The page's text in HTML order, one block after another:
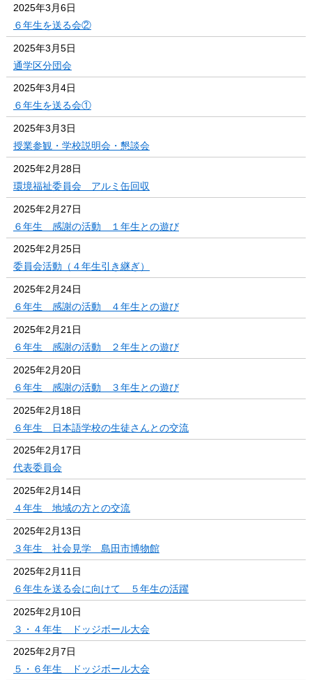
2025年3月6日
６年生を送る会②
2025年3月5日
通学区分団会
2025年3月4日
６年生を送る会①
2025年3月3日
授業参観・学校説明会・懇談会
2025年2月28日
環境福祉委員会 アルミ缶回収
2025年2月27日
６年生 感謝の活動 １年生との遊び
2025年2月25日
委員会活動（４年生引き継ぎ）
2025年2月24日
６年生 感謝の活動 ４年生との遊び
2025年2月21日
６年生 感謝の活動 ２年生との遊び
2025年2月20日
６年生 感謝の活動 ３年生との遊び
2025年2月18日
６年生 日本語学校の生徒さんとの交流
2025年2月17日
代表委員会
2025年2月14日
４年生 地域の方との交流
2025年2月13日
３年生 社会見学 島田市博物館
2025年2月11日
６年生を送る会に向けて ５年生の活躍
2025年2月10日
３・４年生 ドッジボール大会
2025年2月7日
５・６年生 ドッジボール大会